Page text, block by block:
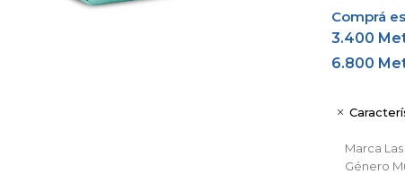
Comprá
3.400
6.800
Marca
Género